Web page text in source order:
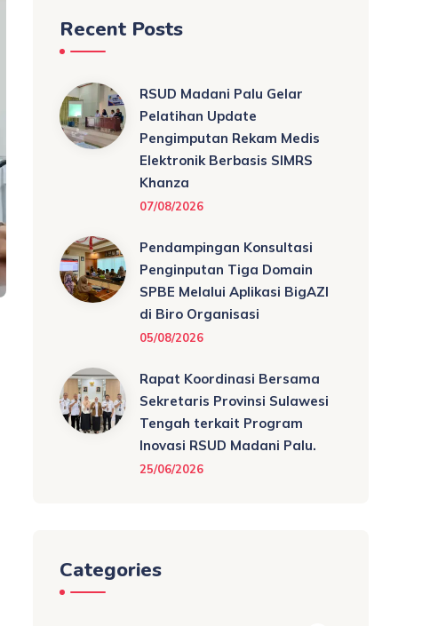
Recent Posts
RSUD Madani Palu Gelar
Pelatihan Update
Pengimputan Rekam Medis
Elektronik Berbasis SIMRS
Khanza
07/08/2026
Pendampingan Konsultasi
Penginputan Tiga Domain
SPBE Melalui Aplikasi BigAZI
di Biro Organisasi
05/08/2026
Rapat Koordinasi Bersama
Sekretaris Provinsi Sulawesi
Tengah terkait Program
Inovasi RSUD Madani Palu.
25/06/2026
Categories